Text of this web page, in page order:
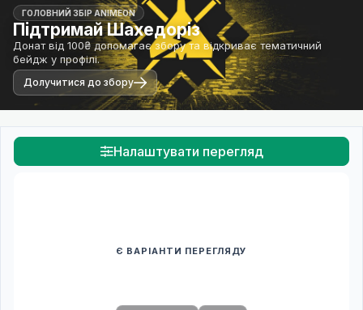
ГОЛОВНИЙ ЗБІР ANIMEON
Підтримай Шахедоріз
Донат від 100₴ допомагає збору та відкриває тематичний
бейдж у профілі.
Долучитися до збору
Налаштувати перегляд
Є ВАРІАНТИ ПЕРЕГЛЯДУ